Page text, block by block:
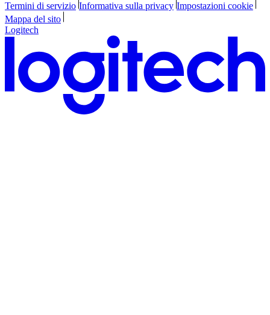
Termini di servizio Informativa sulla privacy Impostazioni cookie
Mappa del sito
Logitech